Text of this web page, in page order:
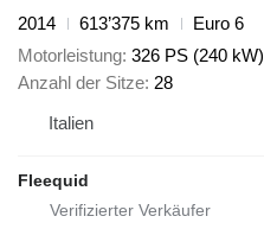
2014
613’375 km
Euro 6
Motorleistung 326 PS (240 kW)
Anzahl der Sitze 28
Italien
Fleequid